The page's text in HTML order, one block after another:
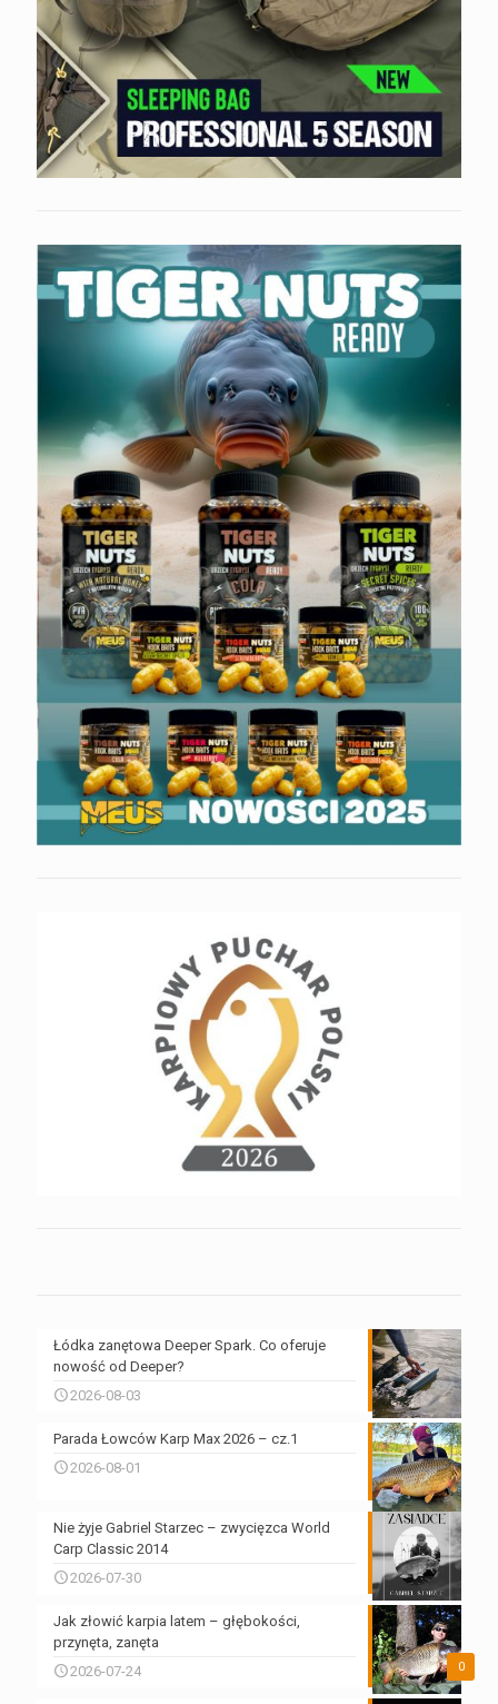
Łódka zanętowa Deeper Spark. Co oferuje
nowość od Deeper?
2026-08-03
Parada Łowców Karp Max 2026 – cz.1
2026-08-01
Nie żyje Gabriel Starzec – zwycięzca World
Carp Classic 2014
2026-07-30
0
Jak złowić karpia latem – głębokości,
przynęta, zanęta
2026-07-24